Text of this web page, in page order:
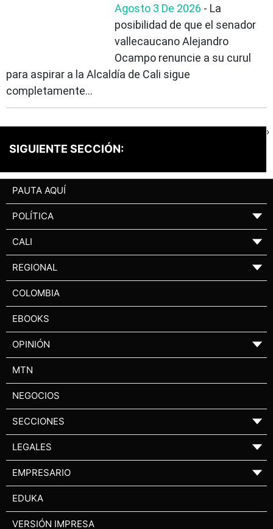
Agosto 3 De 2026 ‐ La
posibilidad de que el senador
vallecaucano Alejandro
Ocampo renuncie a su curul
para aspirar a la Alcaldía de Cali sigue
completamente...
SIGUIENTE SECCIÓN:
›
PAUTA AQUÍ
POLÍTICA ▼
CALI ▼
REGIONAL ▼
COLOMBIA
EBOOKS
OPINIÓN ▼
MTN
NEGOCIOS
SECCIONES ▼
LEGALES ▼
EMPRESARIO ▼
EDUKA
VERSIÓN IMPRESA